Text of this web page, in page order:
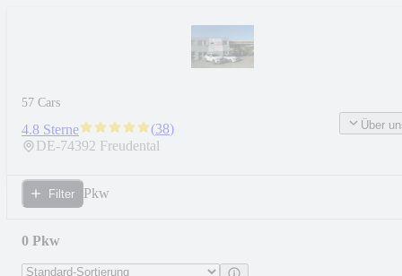
57 Cars
4.8 Sterne (38)
DE-74392 Freudental
Über
Filter Pkw
0 Pkw